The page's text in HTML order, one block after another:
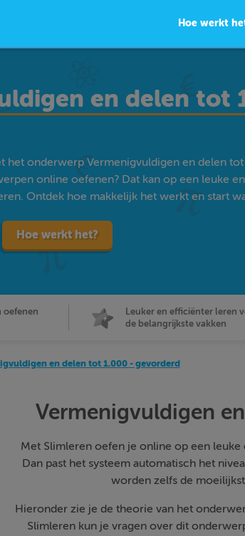
Hoe werkt
en delen tot
het onderwerp Vermenigvuldigen en delen
online oefenen? Dat kan op een leuke
Ontdek hoe makkelijk het werkt en start
Hoe werkt het?
oefenen
Leuker en efficiënter leren
de belangrijkste vakken
en delen tot 1.000 - gevorderd
Vermenigvuldigen
Met Slimleren oefen je online op een
Dan past het systeem automatisch het
worden zelfs de
Hieronder zie je de theorie van het
Slimleren kun je vragen over dit